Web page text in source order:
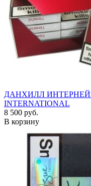
ДАНХИЛЛ
INTERNATIONAL
8 500 руб.
В корзину